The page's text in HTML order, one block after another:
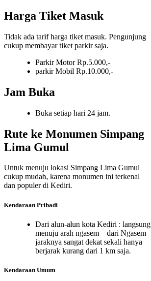
Harga Tiket Masuk
Tidak ada tarif harga tiket masuk. Pengunjung
cukup membayar tiket parkir saja.
Parkir Motor Rp.5.000,-
parkir Mobil Rp.10.000,-
Jam Buka
Buka setiap hari 24 jam.
Rute ke Monumen Simpang
Lima Gumul
Untuk menuju lokasi Simpang Lima Gumul
cukup mudah, karena monumen ini terkenal
dan populer di Kediri.
Kendaraan Pribadi
Dari alun-alun kota Kediri : langsung
menuju arah ngasem – dari Ngasem
jaraknya sangat dekat sekali hanya
berjarak kurang dari 1 km saja.
Kendaraan Umum